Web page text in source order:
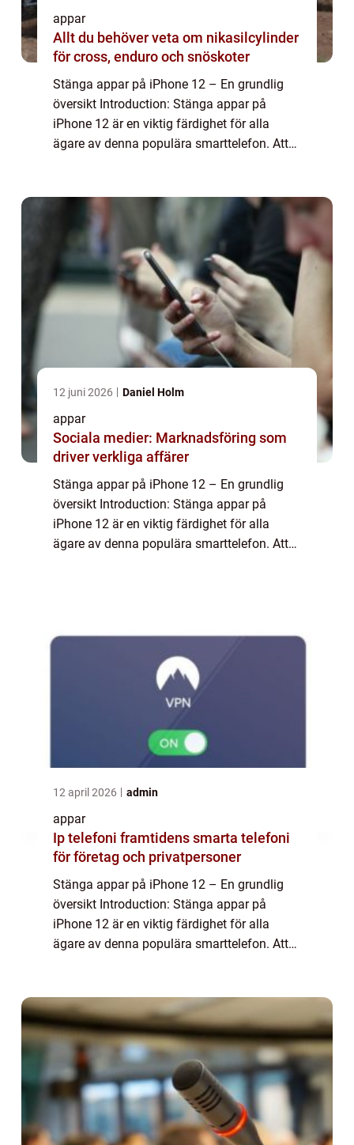
appar
Allt du behöver veta om nikasilcylinder
för cross, enduro och snöskoter
Stänga appar på iPhone 12 – En grundlig
översikt Introduction: Stänga appar på
iPhone 12 är en viktig färdighet för alla
ägare av denna populära smarttelefon. Att
12 juni 2026 Daniel Holm
appar
Sociala medier: Marknadsföring som
driver verkliga affärer
Stänga appar på iPhone 12 – En grundlig
översikt Introduction: Stänga appar på
iPhone 12 är en viktig färdighet för alla
ägare av denna populära smarttelefon. Att
12 april 2026 admin
appar
Ip telefoni framtidens smarta telefoni
för företag och privatpersoner
Stänga appar på iPhone 12 – En grundlig
översikt Introduction: Stänga appar på
iPhone 12 är en viktig färdighet för alla
ägare av denna populära smarttelefon. Att